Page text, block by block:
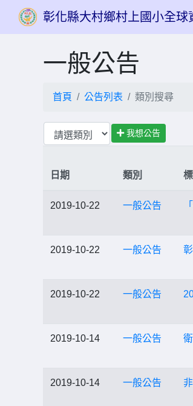
彰化縣大村鄉村上國小全球
一般公告
首頁 公告列表 類別搜尋
我想公告
日期 類別
2019-10-22 一般公告
2019-10-22 一般公告
2019-10-22 一般公告
2019-10-14 一般公告
2019-10-14 一般公告